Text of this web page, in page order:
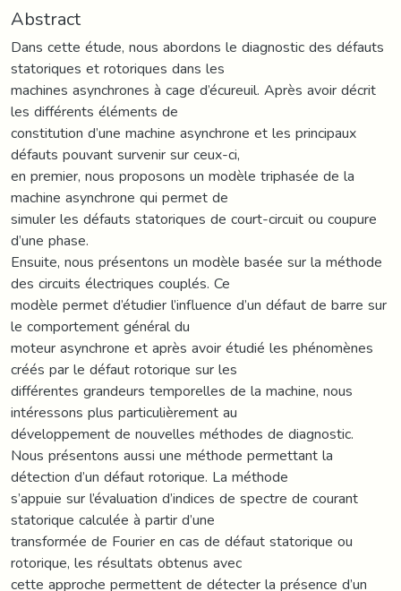
Abstract
Dans cette étude, nous abordons le diagnostic des défauts
statoriques et rotoriques dans les
machines asynchrones à cage d’écureuil. Après avoir décrit
les différents éléments de
constitution d’une machine asynchrone et les principaux
défauts pouvant survenir sur ceux-ci,
en premier, nous proposons un modèle triphasée de la
machine asynchrone qui permet de
simuler les défauts statoriques de court-circuit ou coupure
d’une phase.
Ensuite, nous présentons un modèle basée sur la méthode
des circuits électriques couplés. Ce
modèle permet d’étudier l’influence d’un défaut de barre sur
le comportement général du
moteur asynchrone et après avoir étudié les phénomènes
créés par le défaut rotorique sur les
différentes grandeurs temporelles de la machine, nous
intéressons plus particulièrement au
développement de nouvelles méthodes de diagnostic.
Nous présentons aussi une méthode permettant la
détection d’un défaut rotorique. La méthode
s’appuie sur l’évaluation d’indices de spectre de courant
statorique calculée à partir d’une
transformée de Fourier en cas de défaut statorique ou
rotorique, les résultats obtenus avec
cette approche permettent de détecter la présence d’un